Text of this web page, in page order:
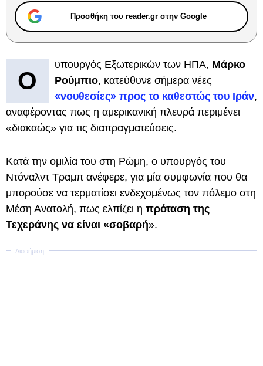
Προσθήκη του reader.gr στην Google
Ο
υπουργός Εξωτερικών των ΗΠΑ, Μάρκο
Ρούμπιο, κατεύθυνε σήμερα νέες
«νουθεσίες» προς το καθεστώς του Ιράν,
αναφέροντας πως η αμερικανική πλευρά περιμένει
«διακαώς» για τις διαπραγματεύσεις.
Κατά την ομιλία του στη Ρώμη, ο υπουργός του
Ντόναλντ Τραμπ ανέφερε, για μία συμφωνία που θα
μπορούσε να τερματίσει ενδεχομένως τον πόλεμο στη
Μέση Ανατολή, πως ελπίζει η πρόταση της
Τεχεράνης να είναι «σοβαρή».